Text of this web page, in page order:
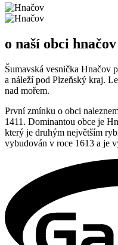
o naší obci hnačov
Šumavská vesnička Hnačov
a náleží pod Plzeňský kraj.
nad mořem.
První zmínku o obci
1411. Dominantou obce je
který je druhým největším
vybudován v roce 1613 a je